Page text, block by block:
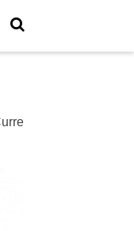
Test- 1214 ◆